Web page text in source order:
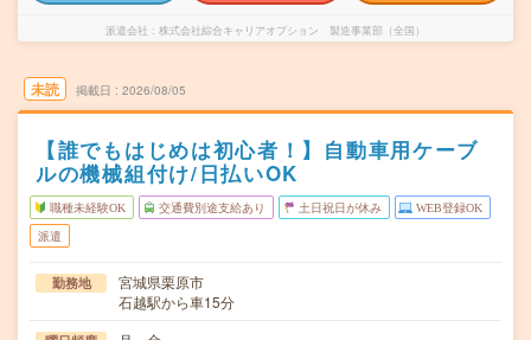
派遣会社 株式会社綜合キャリアオプション 製造事業部（全国）
未読 掲載日 2026/08/05
【誰でもはじめは初心者！】自動車用ケーブ
ルの機械組付け/日払いOK
職種未経験OK 交通費別途支給あり 土日祝日が休み WEB登録OK
派遣
勤務地
宮城県栗原市
石越駅から車15分